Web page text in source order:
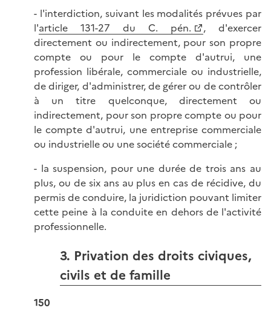
- l'interdiction, suivant les modalités prévues par
l'article 131-27 du C. pén.
, d'exercer
directement ou indirectement, pour son propre
compte ou pour le compte d'autrui, une
profession libérale, commerciale ou industrielle,
de diriger, d'administrer, de gérer ou de contrôler
à un titre quelconque, directement ou
indirectement, pour son propre compte ou pour
le compte d'autrui, une entreprise commerciale
ou industrielle ou une société commerciale ;
- la suspension, pour une durée de trois ans au
plus, ou de six ans au plus en cas de récidive, du
permis de conduire, la juridiction pouvant limiter
cette peine à la conduite en dehors de l'activité
professionnelle.
3. Privation des droits civiques,
civils et de famille
150